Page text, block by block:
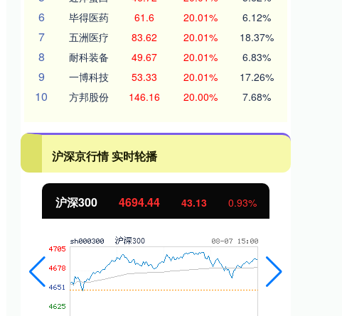
6 毕得医药 61.6 20.01% 6.12%
7 五洲医疗 83.62 20.01% 18.37%
8 耐科装备 49.67 20.01% 6.83%
9 一博科技 53.33 20.01% 17.26%
10 方邦股份 146.16 20.00% 7.68%
沪深京行情 实时轮播
沪深300 4694.44 43.13 0.93%